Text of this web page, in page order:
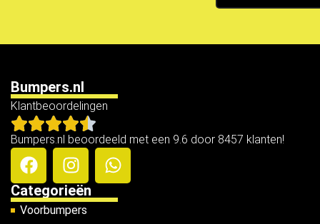
Bumpers.nl
Klantbeoordelingen
Bumpers.nl beoordeeld met een 9.6 door 8457 klanten!
Categorieën
Voorbumpers